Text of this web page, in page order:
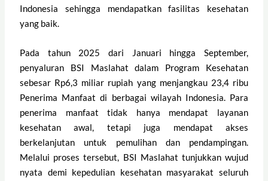
Indonesia sehingga mendapatkan fasilitas kesehatan
yang baik.
Pada tahun 2025 dari Januari hingga September,
penyaluran BSI Maslahat dalam Program Kesehatan
sebesar Rp6,3 miliar rupiah yang menjangkau 23,4 ribu
Penerima Manfaat di berbagai wilayah Indonesia. Para
penerima manfaat tidak hanya mendapat layanan
kesehatan awal, tetapi juga mendapat akses
berkelanjutan untuk pemulihan dan pendampingan.
Melalui proses tersebut, BSI Maslahat tunjukkan wujud
nyata demi kepedulian kesehatan masyarakat seluruh